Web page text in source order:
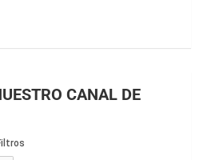
CANAL DE